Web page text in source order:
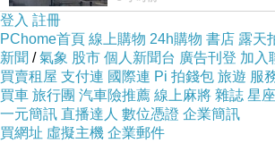
2.行銷成本
•
廣告投放（FB / Google）
•KOL合作
•
流量採購
可大可小，但會隨收入放大
登入 註冊
PChome首頁 線上購物 24h購物 書店 露天
新聞 /氣象 股市 個人新聞台 廣告刊登 加入
買賣租屋 支付連 國際連 Pi 拍錢包 旅遊 服
買車 旅行團 汽車險推薦 線上麻將 雜誌 星
一元簡訊 直播達人 數位憑證 企業簡訊
買網址 虛擬主機 企業郵件